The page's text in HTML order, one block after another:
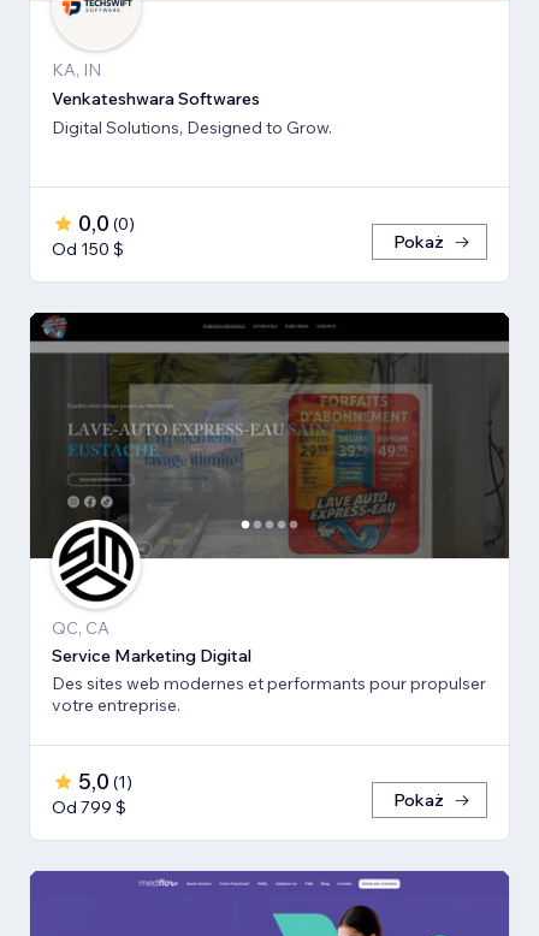
KA, IN
Venkateshwara Softwares
Digital Solutions, Designed to Grow.
0,0 (0)
Od 150 $
Pokaż
QC, CA
Service Marketing Digital
Des sites web modernes et performants pour propulser
votre entreprise.
5,0 (1)
Od 799 $
Pokaż